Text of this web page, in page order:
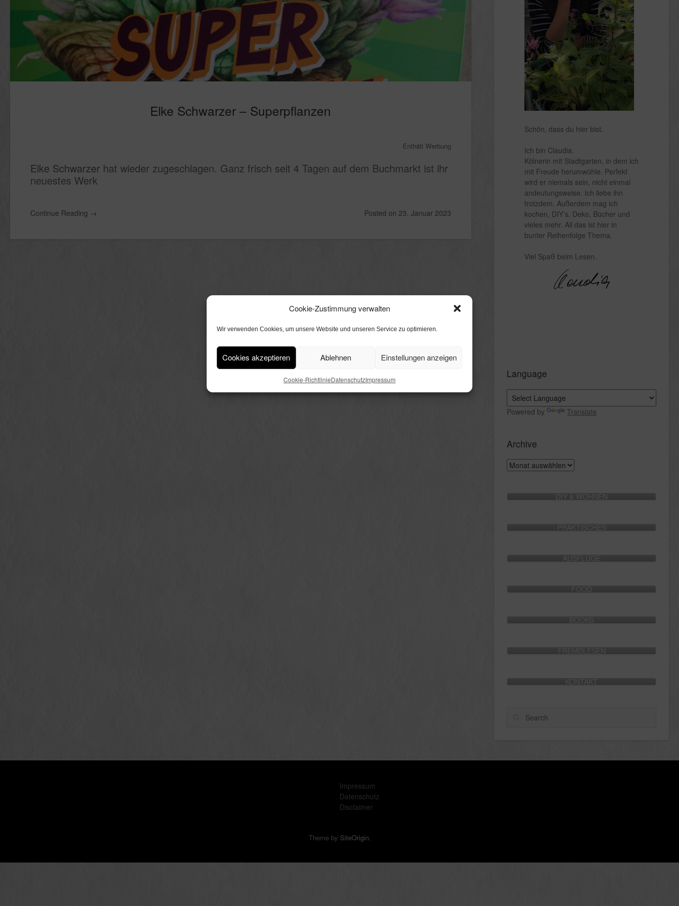
Cookie-Zustimmung verwalten
Wir verwenden Cookies, um unsere Website und unseren Service zu optimieren.
Cookies akzeptieren Ablehnen Einstellungen anzeigen
Cookie-RichtlinieDatenschutzImpressum
Elke Schwarzer – Superpflanzen
Enthält Werbung
Elke Schwarzer hat wieder zugeschlagen. Ganz frisch seit 4 Tagen auf dem Buchmarkt ist ihr
neuestes Werk
Continue Reading → Posted on 23. Januar 2023
Schön, dass du hier bist.
Ich bin Claudia.
Kölnerin mit Stadtgarten, in dem ich
mit Freude herumwühle. Perfekt
wird er niemals sein, nicht einmal
andeutungsweise. Ich liebe ihn
trotzdem. Außerdem mag ich
kochen, DIY’s, Deko, Bücher und
vieles mehr. All das ist hier in
bunter Reihenfolge Thema.
Viel Spaß beim Lesen.
Language
Powered by Translate
Archive
Archive
DIY & WOHNEN
PRAKTISCHES
AUSFLÜGE
FOOD
BOOKS
FREMDLESEN
KONTAKT
Search
Impressum
Datenschutz
Disclaimer
Theme by SiteOrigin.